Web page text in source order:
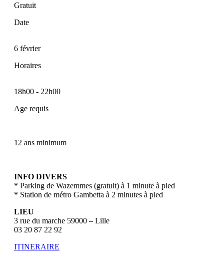
Gratuit
Date
6 février
Horaires
18h00 - 22h00
Age requis
12 ans minimum
INFO DIVERS
* Parking de Wazemmes (gratuit) à 1 minute à pied
* Station de métro Gambetta à 2 minutes à pied
LIEU
3 rue du marche 59000 – Lille
03 20 87 22 92
ITINERAIRE